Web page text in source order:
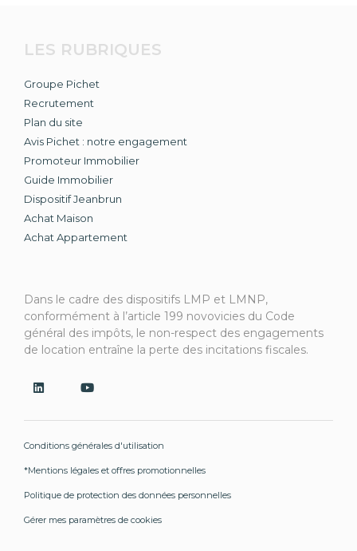
LES RUBRIQUES
Groupe Pichet
Recrutement
Plan du site
Avis Pichet : notre engagement
Promoteur Immobilier
Guide Immobilier
Dispositif Jeanbrun
Achat Maison
Achat Appartement
Dans le cadre des dispositifs LMP et LMNP,
conformément à l’article 199 novovicies du Code
général des impôts, le non-respect des engagements
de location entraîne la perte des incitations fiscales.
Conditions générales d'utilisation
*Mentions légales et offres promotionnelles
Politique de protection des données personnelles
Gérer mes paramètres de cookies